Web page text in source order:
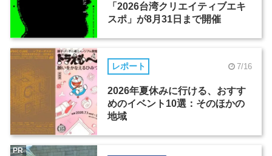
「2026台湾クリエイティブエキ
スポ」が8月31日まで開催
レポート 7/16
2026年夏休みに行ける、おすす
めのイベント10選：そのほかの
地域
PR